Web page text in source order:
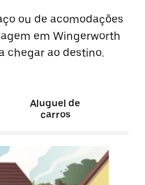
ou de acomodações
em Wingerworth
chegar ao destino.
Aluguel de
carros